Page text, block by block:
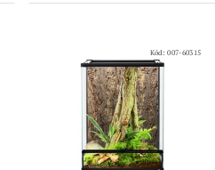
Kód:007-60315